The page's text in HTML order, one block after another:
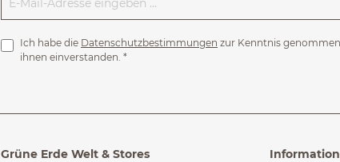
Ich habe die Datenschutzbestimmungen zur Kenntnis
ihnen einverstanden. *
Grüne Erde Welt & Stores